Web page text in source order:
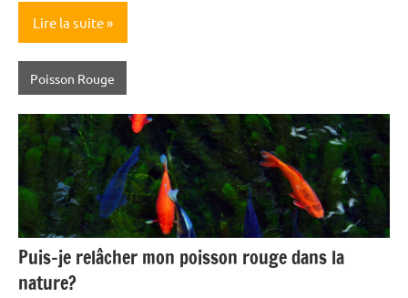
Lire la suite
Poisson Rouge
Puis-je relâcher mon poisson rouge dans la
nature?